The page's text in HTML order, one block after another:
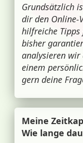
Grundsätzlich
dir den Online-
hilfreiche
bisher
analysieren
einem
gern deine
Meine
Wie lange